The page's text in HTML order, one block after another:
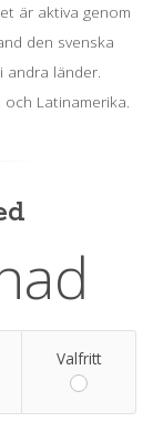
är aktiva genom
den svenska
andra länder.
Latinamerika.
Valfritt